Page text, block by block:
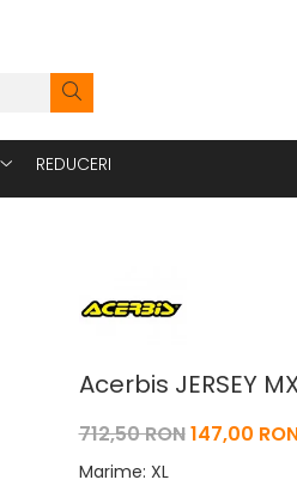
REDUCERI
Acerbis JERSEY
712,50 RON147,00
Marime: XL